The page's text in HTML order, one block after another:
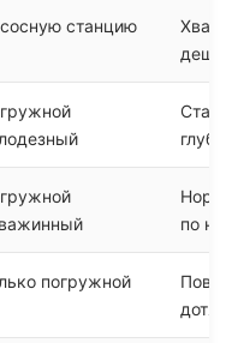
станцию
по
погружной